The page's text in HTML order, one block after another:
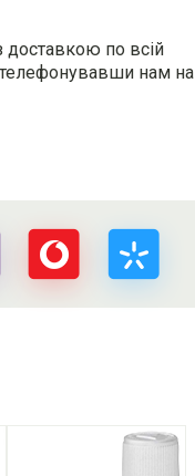
доставкою по всій
нам на